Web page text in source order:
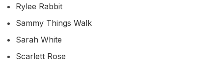
Rylee Rabbit
Sammy Things Walk
Sarah White
Scarlett Rose